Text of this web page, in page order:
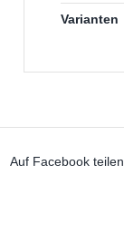
Varianten
Auf Facebook teilen